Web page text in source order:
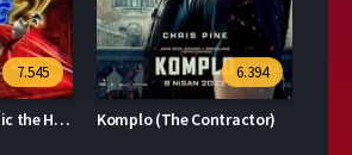
7.545
Kirpi Sonic 2 (Sonic the Hedgehog 2)
6.394
Komplo (The Contractor)